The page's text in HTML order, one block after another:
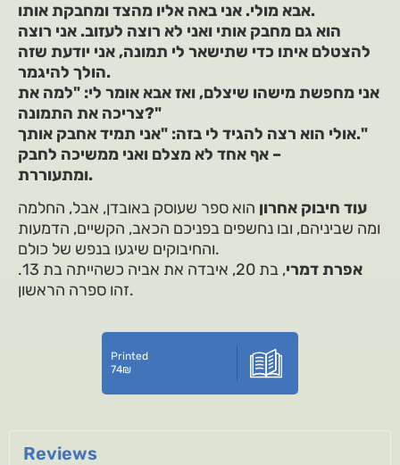
אבא מולי. אני באה אליו מהצד ומחבקת אותו.
הוא גם מחבק אותי ואני לא רוצה לעזוב. אני רוצה
להצטלם איתו כדי שתישאר לי תמונה, אני יודעת שזה
הולך להיגמר.
אני מחפשת מישהו שיצלם, ואז אבא אומר לי: "למה את
צריכה את התמונה?"
אולי הוא רצה להגיד לי בזה: "אני תמיד אחבק אותך."
אף אחד לא מצלם ואני ממשיכה לחבק –
ומתעוררת.
עוד חיבוק אחרון הוא ספר שעוסק באובדן, אבל, החלמה
ומה שביניהם, ובו נחשפים בפניכם הכאב, הקשיים, הדמעות
והחיבוקים שיגעו בנפש של כולם.
אפרת דמרי
, בת 20, איבדה את אביה כשהייתה בת 13.
זהו ספרה הראשון.
Printed
74₪
Reviews